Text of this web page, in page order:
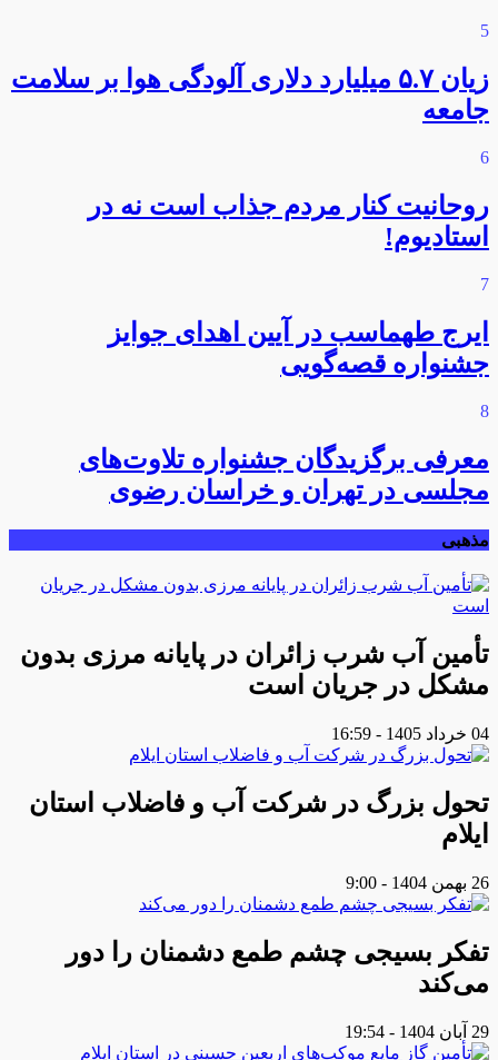
5
زیان ۵.۷ میلیارد دلاری آلودگی هوا بر سلامت
جامعه
6
روحانیت کنار مردم جذاب است نه در
استادیوم!
7
ایرج طهماسب در آیین اهدای جوایز
جشنواره قصه‌گویی
8
معرفی برگزیدگان جشنواره تلاوت‌های
مجلسی در تهران و خراسان رضوی
مذهبی
تأمین آب شرب زائران در پایانه مرزی بدون
مشکل در جریان است
04 خرداد 1405 - 16:59
تحول بزرگ در شرکت آب و فاضلاب استان
ایلام
26 بهمن 1404 - 9:00
تفکر بسیجی چشم طمع دشمنان را دور
می‌کند
29 آبان 1404 - 19:54